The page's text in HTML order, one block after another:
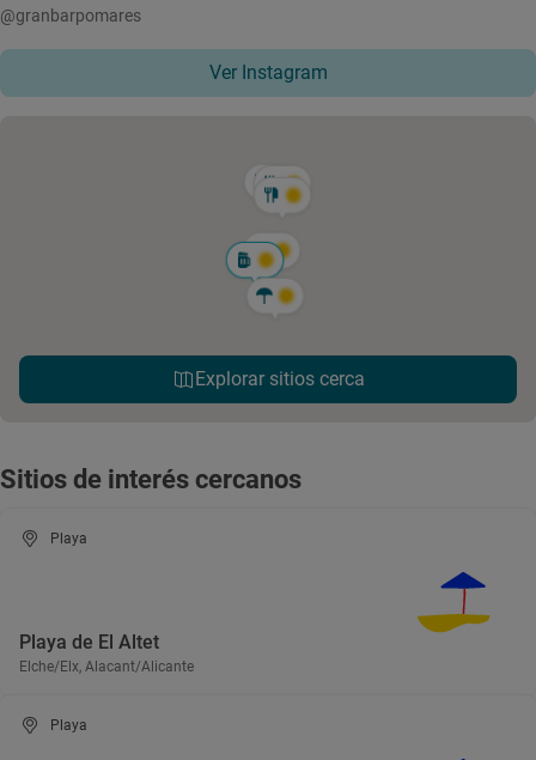
@granbarpomares
Ver Instagram
Explorar sitios cerca
Sitios de interés cercanos
Playa
Playa de El Altet
Elche/Elx, Alacant/Alicante
Playa